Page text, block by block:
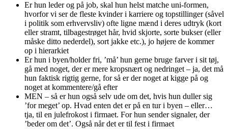
Er hun leder og på job, skal hun helst matche uni-formen,
hvorfor vi ser de fleste kvinder i karriere og topstillinger (såvel
i politik som erhvervsliv) ofte ligne mænd i deres udtryk (kort
eller stramt, tilbagestrøget hår, hvid skjorte, sorte bukser (eller
måske ditto nederdel), sort jakke etc.), jo højere de kommer
op i hierarkiet
Er hun i byen/holder fri, ’må’ hun gerne bruge farver i sit tøj,
gå med noget, der er mere kropsnært og nedringet – ja, det må
hun faktisk rigtig gerne, for så er der noget at kigge på og
noget at kommentere/gå efter
MEN – så er hun også selv ude om det, hvis hun duller sig
’for meget’ op. Hvad enten det er på en tur i byen – eller…
tja, til en julefrokost i firmaet. For hun sender signaler, der
’beder om det’. Også når det er til fest i firmaet